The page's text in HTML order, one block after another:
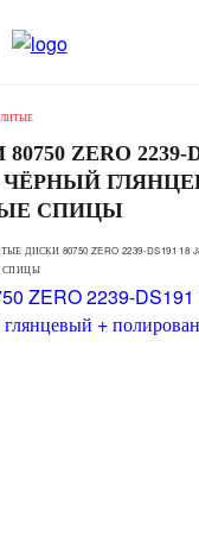
ЛИТЫЕ
ZERO 2239-
ЧЁРНЫЙ
СПИЦЫ
ДИСКИ 80750 ZERO 2239-DS191 18
СПИЦЫ